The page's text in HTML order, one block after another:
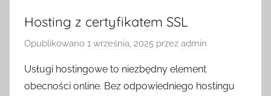
Hosting z certyfikatem SSL
Opublikowano 1 września, 2025 przez admin
Usługi hostingowe to niezbędny element
obecności online. Bez odpowiedniego hostingu